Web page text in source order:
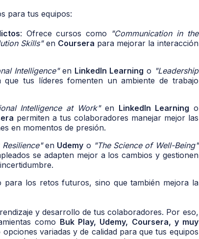
para tus equipos:
: Ofrece cursos como "Communication in the
Skills"en Coursera para mejorar la interacción
Intelligence"en LinkedIn Learning o "Leadership
que tus líderes fomenten un ambiente de trabajo
Intelligence at Work"en LinkedIn Learning o
permiten a tus colaboradores manejar mejor las
en momentos de presión.
en Udemy o "The Science of Well-Being"
se adapten mejor a los cambios y gestionen
los retos futuros, sino que también mejora la
y desarrollo de tus colaboradores. Por eso,
como Buk Play, Udemy, Coursera, y muy
opciones variadas y de calidad para que tus equipos